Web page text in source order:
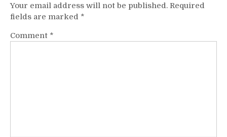
Your email address will not be published. Required
fields are marked *
Comment *